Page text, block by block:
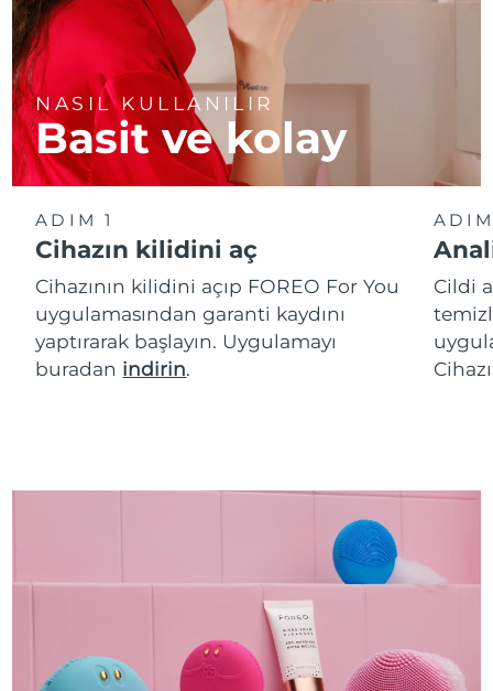
NASIL KULLANILIR
Basit ve kolay
ADIM 1
Cihazın kilidini aç
Cihazının kilidini açıp FOREO For You
uygulamasından garanti kaydını
yaptırarak başlayın. Uygulamayı
buradan indirin.
Cildi